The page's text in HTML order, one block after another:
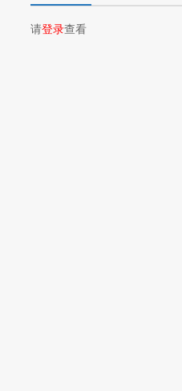
请登录查看